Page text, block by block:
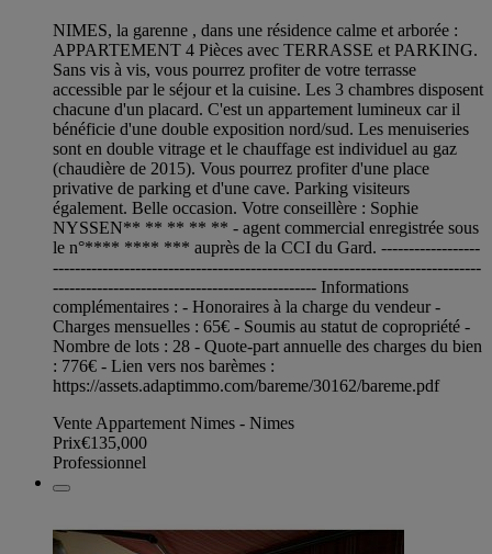
NIMES, la garenne , dans une résidence calme et arborée :
APPARTEMENT 4 Pièces avec TERRASSE et PARKING.
Sans vis à vis, vous pourrez profiter de votre terrasse
accessible par le séjour et la cuisine. Les 3 chambres disposent
chacune d'un placard. C'est un appartement lumineux car il
bénéficie d'une double exposition nord/sud. Les menuiseries
sont en double vitrage et le chauffage est individuel au gaz
(chaudière de 2015). Vous pourrez profiter d'une place
privative de parking et d'une cave. Parking visiteurs
également. Belle occasion. Votre conseillère : Sophie
NYSSEN** ** ** ** ** - agent commercial enregistrée sous
le n°**** **** *** auprès de la CCI du Gard. ------------------
------------------------------------------------------------------------------
------------------------------------------------ Informations
complémentaires : - Honoraires à la charge du vendeur -
Charges mensuelles : 65€ - Soumis au statut de copropriété -
Nombre de lots : 28 - Quote-part annuelle des charges du bien
: 776€ - Lien vers nos barèmes :
https://assets.adaptimmo.com/bareme/30162/bareme.pdf
Vente Appartement Nimes - Nimes
Prix€135,000
Professionnel